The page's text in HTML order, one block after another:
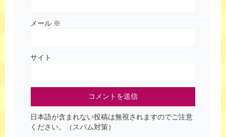
メール ※
サイト
日本語が含まれない投稿は無視されますのでご注意
ください。（スパム対策）